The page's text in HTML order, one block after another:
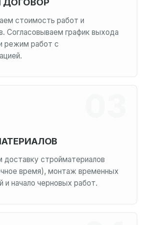
стоимость работ и
Согласовываем график выхода
режим работ с
доставку стройматериалов
время), монтаж временных
и начало черновых работ.